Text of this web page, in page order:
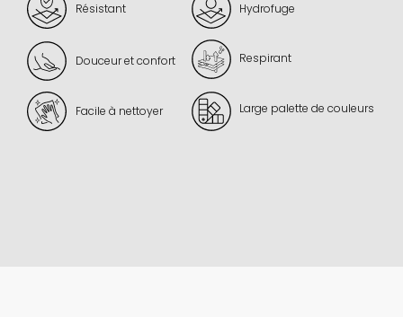
Hydrofuge
Douceur et confort
Résistant
Facile à nettoyer Large palette de couleurs
Respirant